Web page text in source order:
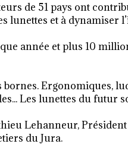
de 51 pays ont
et à dynamiser
année et plus 10
bornes. Ergonomiques,
Les lunettes du futur
Lehanneur,
du Jura.